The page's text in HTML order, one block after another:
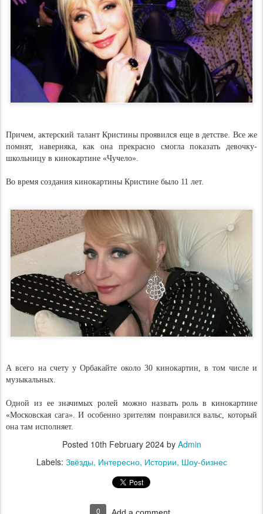
Причем, актерский талант Кристины проявился еще в детстве. Все же
помнят, наверняка, как она прекрасно смогла показать девочку-
школьницу в кинокартине «Чучело».
Во время создания кинокартины Кристине было 11 лет.
А всего на счету у Орбакайте около 30 кинокартин, в том числе и
музыкальных.
Одной из ее значимых ролей можно назвать роль в кинокартине
«Московская сага». И особенно зрителям понравился вальс, который
она там исполняет.
Posted 10th February 2024by Admin
Labels: Звёзды Интересно Истории Шоу-бизнес
0